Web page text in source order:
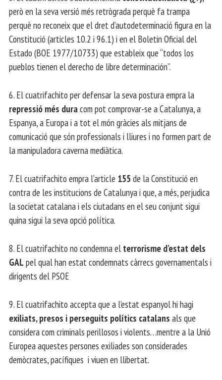
però en la seva versió més retrògrada perquè fa trampa
perquè no reconeix que el dret d’autodeterminació figura en la
Constitució (articles 10.2 i 96.1) i en el Boletin Oficial del
Estado (BOE 1977/10733) que estableix que “todos los
pueblos tienen el derecho de libre determinación”.
6. El cuatrifachito per defensar la seva postura empra la
repressió més duracom pot comprovar-se a Catalunya, a
Espanya, a Europa i a tot el món gràcies als mitjans de
comunicació que són professionals i lliures i no formen part de
la manipuladora caverna mediàtica.
7. El cuatrifachito empra l’article 155 de la Constitució en
contra de les institucions de Catalunya i que, a més, perjudica
la societat catalana i els ciutadans en el seu conjunt sigui
quina sigui la seva opció política.
8. El cuatrifachito no condemna el terrorisme d’estat dels
GAL pel qual han estat condemnats càrrecs governamentals i
dirigents del PSOE
9. El cuatrifachito accepta que a l’estat espanyol hi hagi
exiliats, presos i perseguits polítics catalans als que
considera com criminals perillosos i violents…mentre a la Unió
Europea aquestes persones exiliades son considerades
demòcrates, pacífiques i viuen en llibertat.